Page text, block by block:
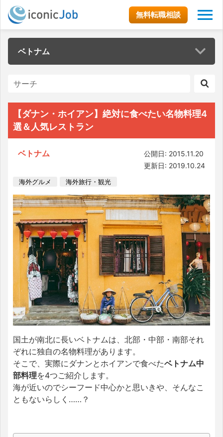
無料転職相談
ベトナム
【ダナン・ホイアン】絶対に食べたい名物料理4
選＆人気レストラン
ベトナム
公開日: 2015.11.20
更新日: 2019.10.24
海外グルメ 海外旅行・観光
国土が南北に長いベトナムは、北部・中部・南部それ
ぞれに独自の名物料理があります。
そこで、実際にダナンとホイアンで食べたベトナム中
部料理を4つご紹介します。
海が近いのでシーフード中心かと思いきや、そんなこ
ともないらしく……？